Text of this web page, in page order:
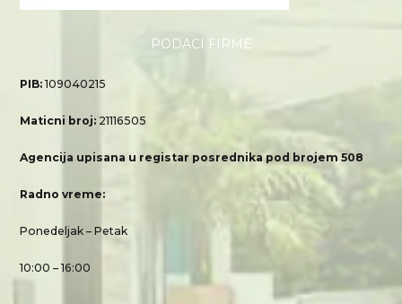
PODACI FIRME
PIB:109040215
Maticni broj: 21116505
Agencija upisana u registar posrednika pod brojem 508
Radno vreme:
Ponedeljak – Petak
10:00 – 16:00